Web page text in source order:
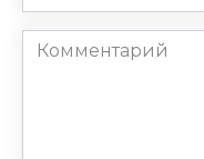
Комментарий